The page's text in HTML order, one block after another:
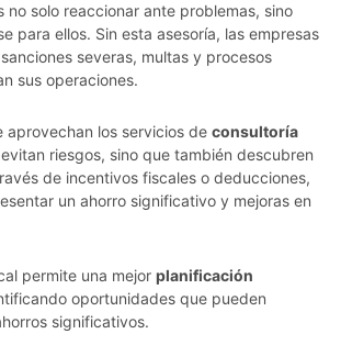
no solo reaccionar ante problemas, sino
para ellos. Sin esta asesoría, las empresas
severas, multas y procesos
sus operaciones.
aprovechan los servicios de consultoría
riesgos, sino que también descubren
de incentivos fiscales o deducciones,
un ahorro significativo y mejoras en
permite una mejor planificación
oportunidades que pueden
significativos.